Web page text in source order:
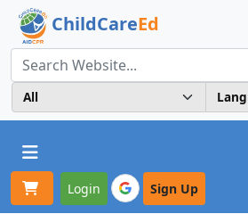
ChildCareEd
Toggle navigation
Login Sign Up